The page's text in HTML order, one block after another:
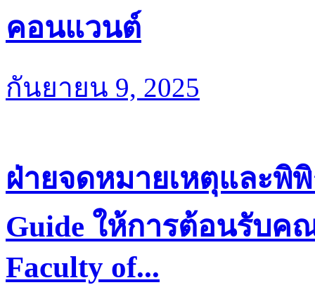
คอนแวนต์
กันยายน 9, 2025
ฝ่ายจดหมายเหตุและ
Guide ให้การต้อนรับค
Faculty of...